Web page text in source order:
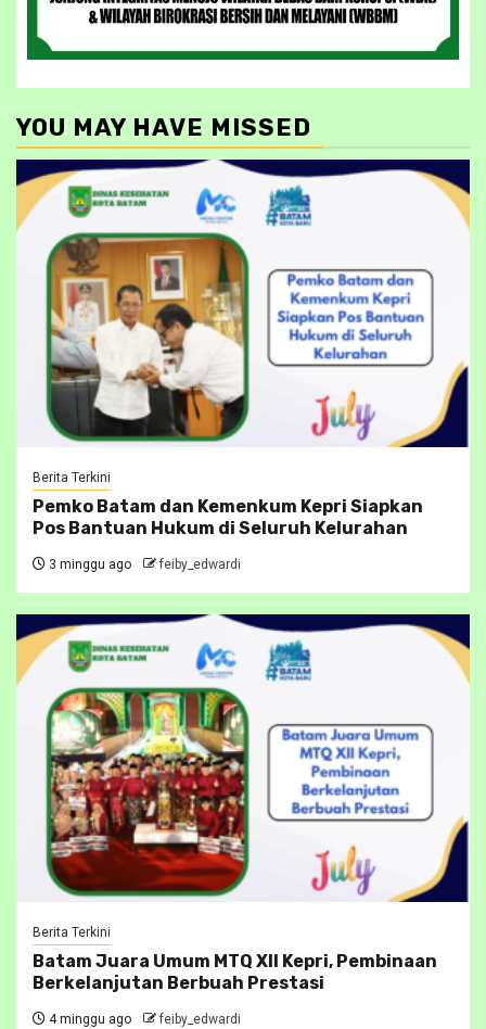
YOU MAY HAVE MISSED
Berita Terkini
Pemko Batam dan Kemenkum Kepri Siapkan
Pos Bantuan Hukum di Seluruh Kelurahan
3 minggu ago feiby_edwardi
Berita Terkini
Batam Juara Umum MTQ XII Kepri, Pembinaan
Berkelanjutan Berbuah Prestasi
4 minggu ago feiby_edwardi